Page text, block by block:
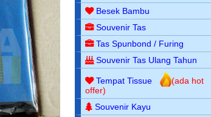
Besek Bambu
Souvenir Tas
Tas Spunbond / Furing
Souvenir Tas Ulang Tahun
Tempat Tissue
(ada hot
offer)
Souvenir Kayu